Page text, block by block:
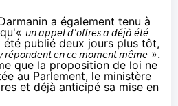
a également tenu à
un appel d'offres a déjà été
été publié deux jours plus tôt,
répondent en ce moment même ».
que la proposition de loi ne
au Parlement, le ministère
et déjà anticipé sa mise en